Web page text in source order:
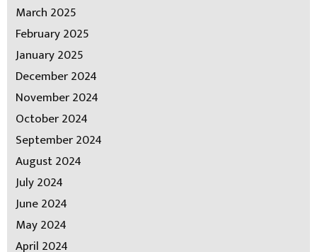
March 2025
February 2025
January 2025
December 2024
November 2024
October 2024
September 2024
August 2024
July 2024
June 2024
May 2024
April 2024